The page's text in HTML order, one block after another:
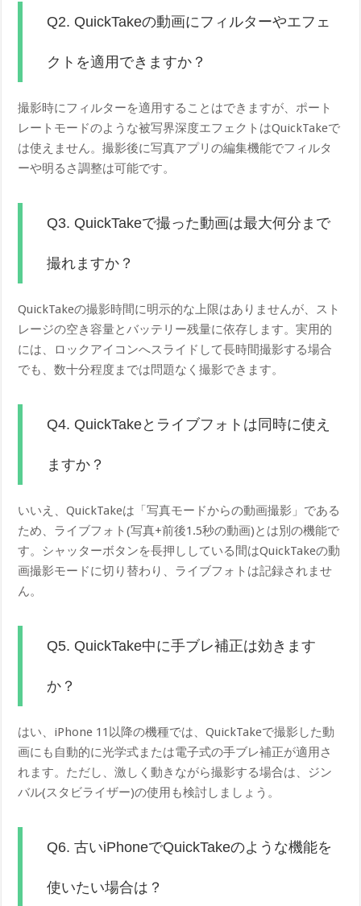
Q2. QuickTakeの動画にフィルターやエフェ
クトを適用できますか？
撮影時にフィルターを適用することはできますが、ポート
レートモードのような被写界深度エフェクトはQuickTakeで
は使えません。撮影後に写真アプリの編集機能でフィルタ
ーや明るさ調整は可能です。
Q3. QuickTakeで撮った動画は最大何分まで
撮れますか？
QuickTakeの撮影時間に明示的な上限はありませんが、スト
レージの空き容量とバッテリー残量に依存します。実用的
には、ロックアイコンへスライドして長時間撮影する場合
でも、数十分程度までは問題なく撮影できます。
Q4. QuickTakeとライブフォトは同時に使え
ますか？
いいえ、QuickTakeは「写真モードからの動画撮影」である
ため、ライブフォト(写真+前後1.5秒の動画)とは別の機能で
す。シャッターボタンを長押ししている間はQuickTakeの動
画撮影モードに切り替わり、ライブフォトは記録されませ
ん。
Q5. QuickTake中に手ブレ補正は効きます
か？
はい、iPhone 11以降の機種では、QuickTakeで撮影した動
画にも自動的に光学式または電子式の手ブレ補正が適用さ
れます。ただし、激しく動きながら撮影する場合は、ジン
バル(スタビライザー)の使用も検討しましょう。
Q6. 古いiPhoneでQuickTakeのような機能を
使いたい場合は？